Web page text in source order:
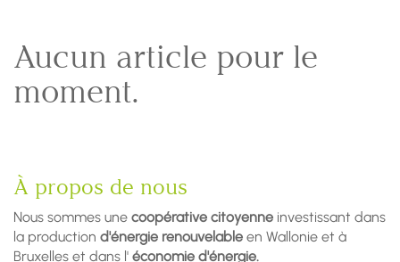
Aucun article pour le
moment.
À propos de nous
Nous sommes une coopérative citoyenne investissant dans
la production d'énergie renouvelable en Wallonie et à
Bruxelles et dans l' économie d'énergie.